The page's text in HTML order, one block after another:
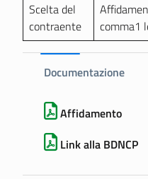
Scelta del
contraente
comma1
Documentazione
Affidamento
Link alla BDNCP